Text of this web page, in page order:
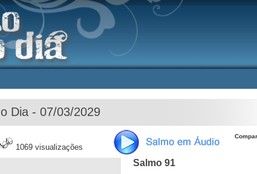
Dia - 07/03/2029
1069 visualizações
Salmo 91